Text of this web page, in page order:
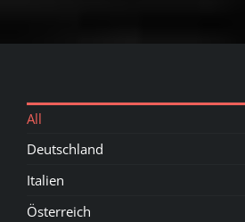
All
Deutschland
Italien
Österreich